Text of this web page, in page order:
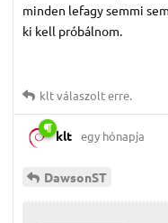
minden lefagy semmi
ki kell próbálnom.
kltválaszolt erre.
klt egy hónapja
DawsonST